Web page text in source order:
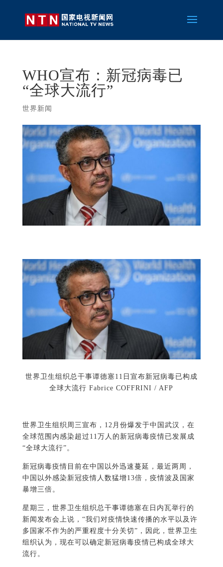
WHO宣布：新冠病毒已
“全球大流行”
世界新闻
世界卫生组织总干事谭德塞11日宣布新冠病毒已构成
全球大流行 Fabrice COFFRINI / AFP
世界卫生组织周三宣布，12月份爆发于中国武汉，在
全球范围内感染超过11万人的新冠病毒疫情已发展成
“全球大流行”。
新冠病毒疫情目前在中国以外迅速蔓延，最近两周，
中国以外感染新冠疫情人数猛增13倍，疫情波及国家
暴增三倍。
星期三，世界卫生组织总干事谭德塞在日内瓦举行的
新闻发布会上说，“我们对疫情快速传播的水平以及许
多国家不作为的严重程度十分关切”，因此，世界卫生
组织认为，现在可以确定新冠病毒疫情已构成全球大
流行。